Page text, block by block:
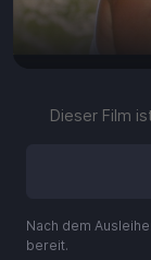
play_arrow 0:00 / 1:52
Dieser Film
Nach dem
bereit.